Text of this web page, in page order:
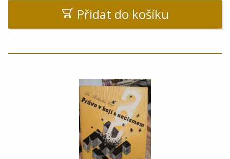
Přidat do košíku